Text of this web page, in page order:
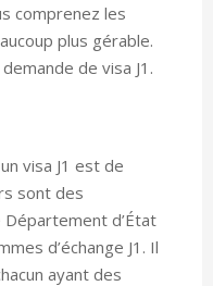
comprenez les
plus gérable.
de visa J1.
visa J1 est de
sont des
d’État
d’échange J1. Il
ayant des